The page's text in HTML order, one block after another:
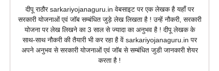
दीपू राठौर sarkariyojanaguru.in वेबसाइट पर एक लेखक है यहाँ पर
सरकारी योजनाओं एवं जॉब सम्बंधित जुड़े लेख लिखता है ! उन्हें नौकरी, सरकारी
योजना पर लेख लिखने का 3 साल से ज्यादा का अनुभव है ! दीपू लेखक के
साथ-साथ नौकरी की तैयारी भी कर रहा है वें sarkariyojanaguru.in पर
अपने अनुभव से सरकारी योजनाओं एवं जॉब से सम्बंधित जुडी जानकारी शेयर
करता है !